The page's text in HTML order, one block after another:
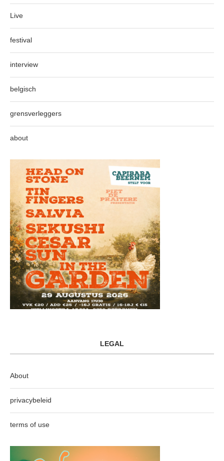
Live
festival
interview
belgisch
grensverleggers
about
LEGAL
About
privacybeleid
terms of use